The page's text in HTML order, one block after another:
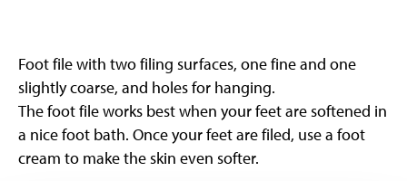
Foot file with two filing surfaces, one fine and one
slightly coarse, and holes for hanging.
The foot file works best when your feet are softened in
a nice foot bath. Once your feet are filed, use a foot
cream to make the skin even softer.